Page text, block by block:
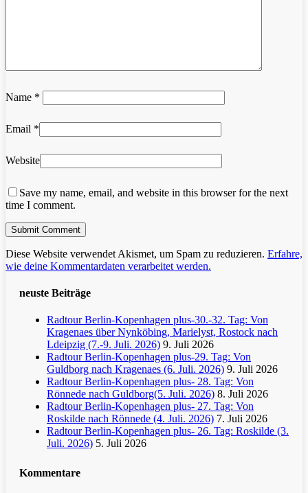
Name *
Email *
Website
Save my name, email, and website in this browser for the next
time I comment.
Diese Website verwendet Akismet, um Spam zu reduzieren. Erfahre,
wie deine Kommentardaten verarbeitet werden.
neuste Beiträge
Radtour Berlin-Kopenhagen plus-30.-32. Tag: Von
Kragenaes über Nynköbing, Marielyst, Rostock nach
Ldeipzig (7.-9. Juli. 2026) 9. Juli 2026
Radtour Berlin-Kopenhagen plus-29. Tag: Von
Guldborg nach Kragenaes (6. Juli. 2026) 9. Juli 2026
Radtour Berlin-Kopenhagen plus- 28. Tag: Von
Rönnede nach Guldborg(5. Juli. 2026) 8. Juli 2026
Radtour Berlin-Kopenhagen plus- 27. Tag: Von
Roskilde nach Rönnede (4. Juli. 2026) 7. Juli 2026
Radtour Berlin-Kopenhagen plus- 26. Tag: Roskilde (3.
Juli. 2026) 5. Juli 2026
Kommentare